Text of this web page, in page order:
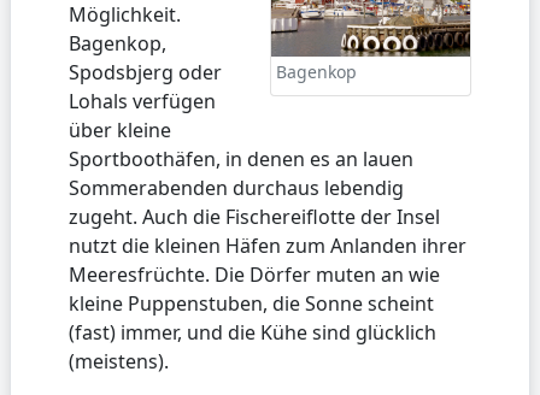
Bagenkop
Möglichkeit.
Bagenkop,
Spodsbjerg oder
Lohals verfügen
über kleine
Sportboothäfen, in denen es an lauen
Sommerabenden durchaus lebendig
zugeht. Auch die Fischereiflotte der Insel
nutzt die kleinen Häfen zum Anlanden ihrer
Meeresfrüchte. Die Dörfer muten an wie
kleine Puppenstuben, die Sonne scheint
(fast) immer, und die Kühe sind glücklich
(meistens).